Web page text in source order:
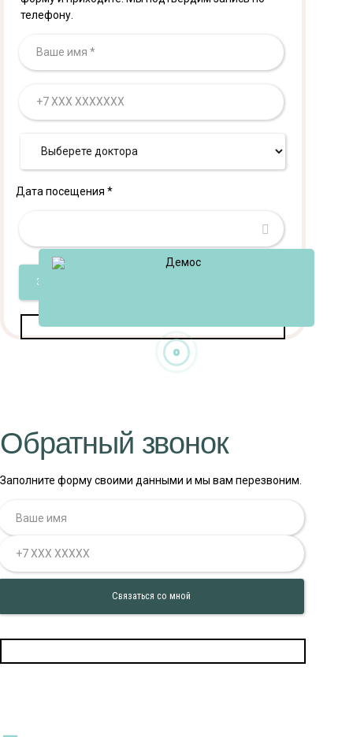
телефону.
Дата посещения *
Обратный звонок
Заполните форму своими данными и мы вам перезвоним.